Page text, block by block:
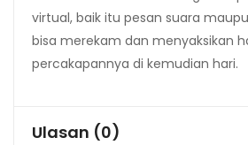
virtual, baik itu pesan suara
bisa merekam dan menyaksikan
percakapannya di kemudian hari.
Ulasan (0)